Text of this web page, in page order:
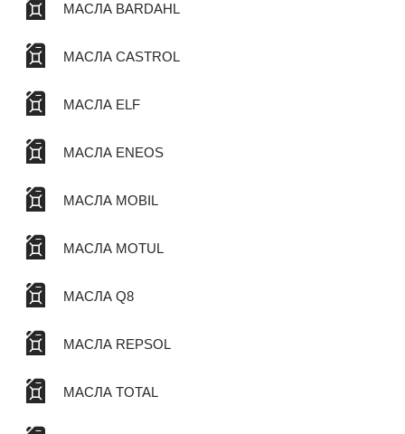
МАСЛА BARDAHL
МАСЛА CASTROL
МАСЛА ELF
МАСЛА ENEOS
МАСЛА MOBIL
МАСЛА MOTUL
МАСЛА Q8
МАСЛА REPSOL
МАСЛА TOTAL